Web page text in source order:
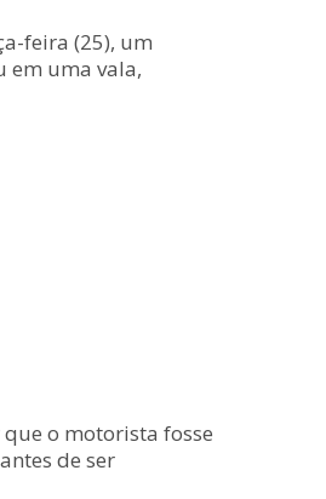
feira (25), um
em uma vala,
o motorista fosse
de ser